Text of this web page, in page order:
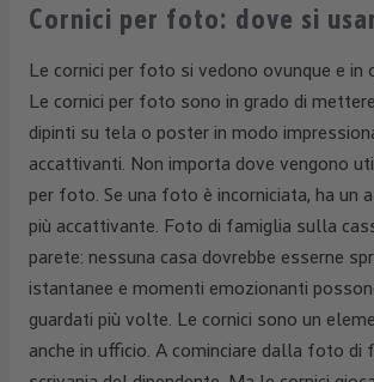
Cornici per foto: dove si
Le cornici per foto si vedono ovunque e in
Le cornici per foto sono in grado di
dipinti su tela o poster in modo
accattivanti. Non importa dove vengono
per foto. Se una foto è incorniciata, ha un
più accattivante. Foto di famiglia sulla
parete: nessuna casa dovrebbe esserne
istantanee e momenti emozionanti
guardati più volte. Le cornici sono un
anche in ufficio. A cominciare dalla foto di